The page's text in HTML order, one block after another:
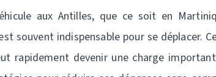
aux Antilles, que ce soit en
souvent indispensable pour se déplacer.
rapidement devenir une charge